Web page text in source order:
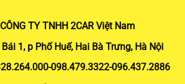
TY TNHH 2CAR Việt Nam
1, p Phố Huế, Hai Bà Trưng, Hà Nội
098.479.3322-096.437.2886